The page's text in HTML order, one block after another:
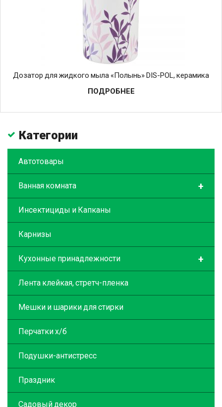
Дозатор для жидкого мыла «Полынь» DIS-POL, керамика
ПОДРОБНЕЕ
Категории
Автотовары
+
Ванная комната
Инсектициды и Капканы
Карнизы
+
Кухонные принадлежности
Лента клейкая, стретч-пленка
Мешки и шарики для стирки
Перчатки х/б
Подушки-антистресс
Праздник
Садовый декор